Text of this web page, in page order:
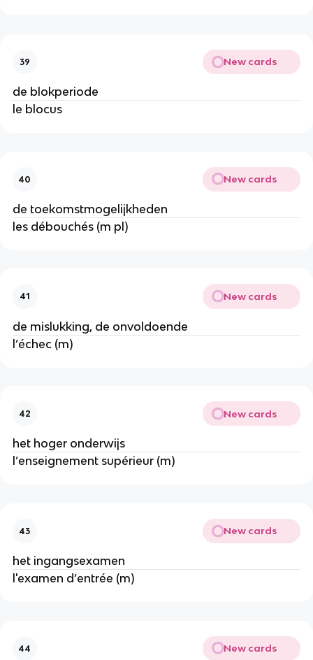
39 New cards
de blokperiode
le blocus
40 New cards
de toekomstmogelijkheden
les débouchés (m pl)
41 New cards
de mislukking, de onvoldoende
l’échec (m)
42 New cards
het hoger onderwijs
l’enseignement supérieur (m)
43 New cards
het ingangsexamen
l'examen d’entrée (m)
44 New cards